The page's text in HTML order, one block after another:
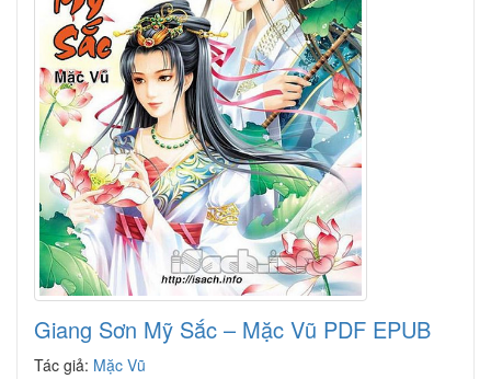
Giang Sơn Mỹ Sắc – Mặc Vũ PDF EPUB
Tác giả: Mặc Vũ